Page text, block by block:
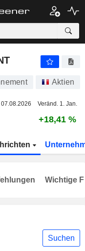
Aktien
Veränd. 1. Jan.
+18,41 %
Suchen
Wichtige